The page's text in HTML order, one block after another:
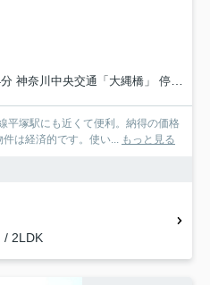
奈川中央交通「大縄橋」 停歩5分
平塚駅にも近くて便利。納得の価格
は経済的です。使い... もっと見る
/ 2LDK